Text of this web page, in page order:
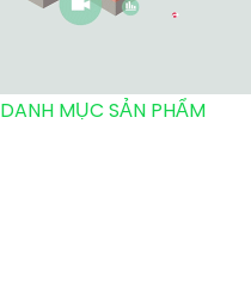
DANH MỤC SẢN PHẨM